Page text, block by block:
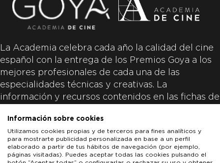
La Academia celebra cada año la calidad del cine
español con la entrega de los Premios Goya a los
mejores profesionales de cada una de las
especialidades técnicas y creativas. La
información y recursos contenidos en las fichas de
productoras de las películas y responsabilidad
única y exclusiva de las mismas.
Información sobre cookies
Utilizamos cookies propias y de terceros para fines analíticos y
para mostrarte publicidad personalizada en base a un perfil
elaborado a partir de tus hábitos de navegación (por ejemplo,
páginas visitadas). Puedes aceptar todas las cookies pulsando el